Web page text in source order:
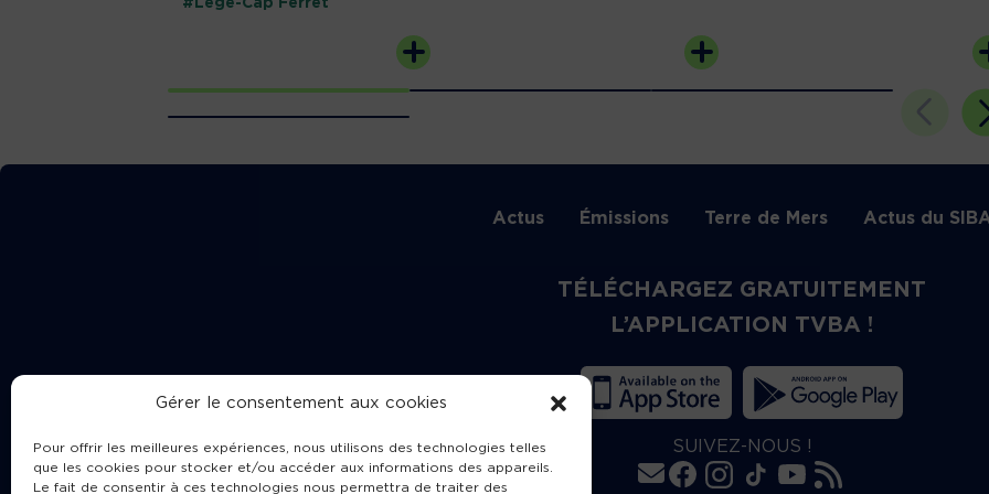
Gérer le consentement aux cookies
Pour offrir les meilleures expériences, nous utilisons des technologies telles
que les cookies pour stocker et/ou accéder aux informations des appareils.
Le fait de consentir à ces technologies nous permettra de traiter des
Actus Émissions Terre de Mers Actus du
TÉLÉCHARGEZ GRATUITEMENT
L’APPLICATION TVBA !
SUIVEZ-NOUS !